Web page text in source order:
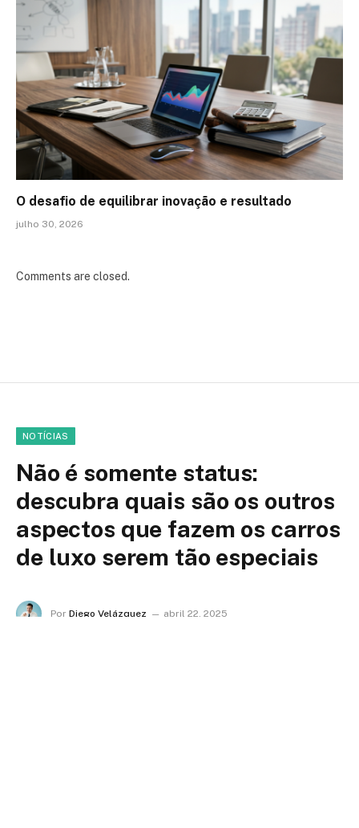
O desafio de equilibrar inovação e resultado
julho 30, 2026
Comments are closed.
NOTÍCIAS
Não é somente status:
descubra quais são os outros
aspectos que fazem os carros
de luxo serem tão especiais
Por Diego Velázquez abril 22, 2025